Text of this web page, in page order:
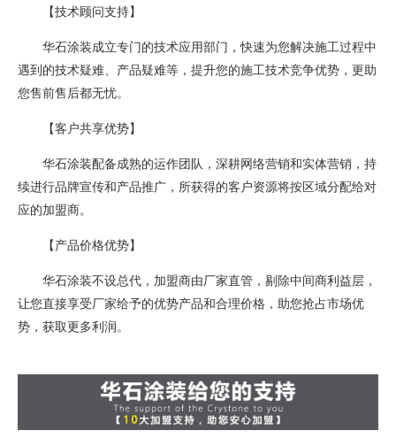
【技术顾问支持】
华石涂装成立专门的技术应用部门，快速为您解决施工过程中
遇到的技术疑难、产品疑难等，提升您的施工技术竞争优势，更助
您售前售后都无忧。
【客户共享优势】
华石涂装配备成熟的运作团队，深耕网络营销和实体营销，持
续进行品牌宣传和产品推广，所获得的客户资源将按区域分配给对
应的加盟商。
【产品价格优势】
华石涂装不设总代，加盟商由厂家直管，剔除中间商利益层，
让您直接享受厂家给予的优势产品和合理价格，助您抢占市场优
势，获取更多利润。